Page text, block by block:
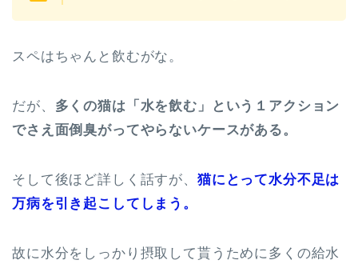
スペはちゃんと飲むがな。
だが、 多くの猫は「水を飲む」という１アクション
でさえ面倒臭がってやらないケースがある。
そして後ほど詳しく話すが、 猫にとって水分不足は
万病を引き起こしてしまう。
故に水分をしっかり摂取して貰うために多くの給水